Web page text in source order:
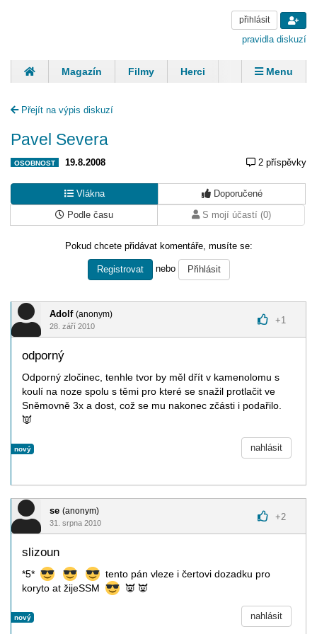
přihlásit
pravidla diskuzí
Magazín Filmy Herci
Zpěváci
Panovníci
Finančníci
Menu
Přejít na výpis diskuzí
Pavel Severa
OSOBNOST 19.8.2008 2 příspěvky
Vlákna
Doporučené
Podle času
S mojí účastí (0)
Pokud chcete přidávat komentáře, musíte se:
Registrovat nebo Přihlásit
Adolf (anonym)
28. září 2010
+1
odporný
Odporný zločinec, tenhle tvor by měl dřít v kamenolomu s
koulí na noze spolu s těmi pro které se snažil protlačit ve
Sněmovně 3x a dost, což se mu nakonec zčásti i podařilo.
👿
nový nahlásit
se (anonym)
31. srpna 2010
+2
slizoun
*5*
tento pán vleze i čertovi dozadku pro
koryto at žijeSSM
👿 👿
nový nahlásit